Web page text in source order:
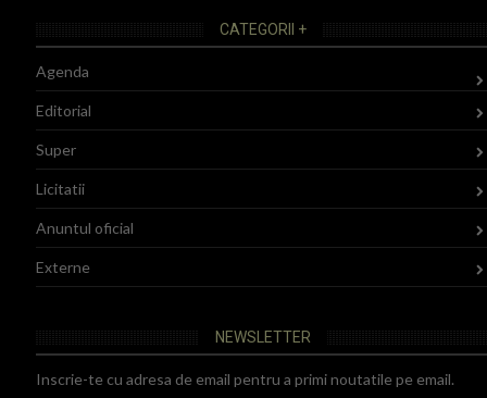
CATEGORII +
Agenda
Editorial
Super
Licitatii
Anuntul oficial
Externe
NEWSLETTER
Inscrie-te cu adresa de email pentru a primi noutatile pe email.